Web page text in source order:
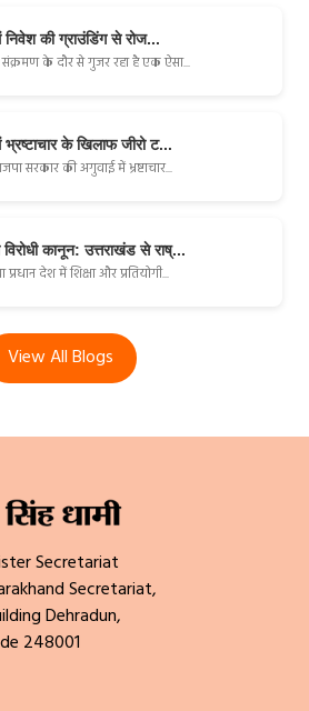
निवेश की ग्राउंडिंग से रोज...
संक्रमण के दौर से गुजर रहा है एक ऐसा...
भ्रष्टाचार के खिलाफ जीरो ट...
सरकार की अगुवाई में भ्रष्टाचार...
कानून: उत्तराखंड से राष्...
देश में शिक्षा और प्रतियोगी...
View All Blogs
Secretariat
Secretariat,
Dehradun,
248001